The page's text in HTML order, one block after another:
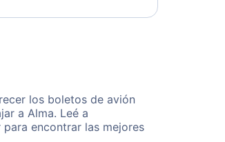
los boletos de avión
a Alma. Leé a
encontrar las mejores